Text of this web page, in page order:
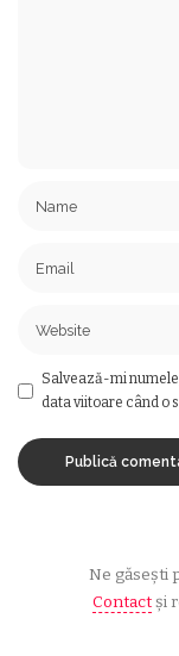
Salvează-mi
data viitoare când o
Ne găsești
Contactși